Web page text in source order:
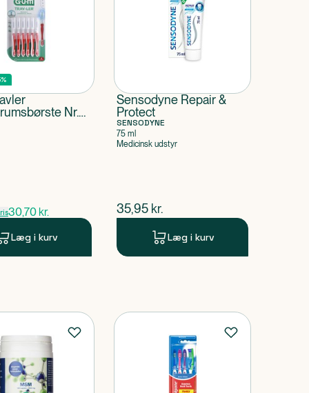
Nr.
30,70 kr.
Læg i kurv
Sensodyne Repair &
Protect
SENSODYNE
75 ml
Medicinsk udstyr
$nuværende pris
35,95 kr.
Læg i kurv